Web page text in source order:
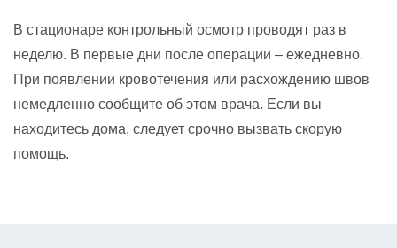
В стационаре контрольный осмотр проводят раз в
неделю. В первые дни после операции – ежедневно.
При появлении кровотечения или расхождению швов
немедленно сообщите об этом врача. Если вы
находитесь дома, следует срочно вызвать скорую
помощь.